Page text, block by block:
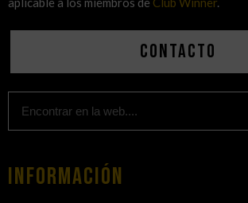
Contacto
Información